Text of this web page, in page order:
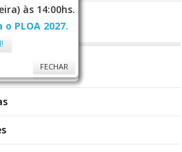
FECHAR
às 14:00hs.
PLOA 2027.
FECHAR